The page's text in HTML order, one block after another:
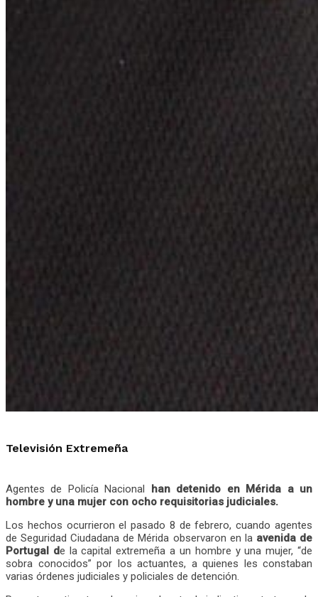
Televisión Extremeña
Agentes de Policía Nacional han detenido en Mérida a un
hombre y una mujer con ocho requisitorias judiciales.
Los hechos ocurrieron el pasado 8 de febrero, cuando agentes
de Seguridad Ciudadana de Mérida observaron en laavenida de
Portugal de la capital extremeña a un hombre y una mujer, “de
sobra conocidos” por los actuantes, a quienes les constaban
varias órdenes judiciales y policiales de detención.